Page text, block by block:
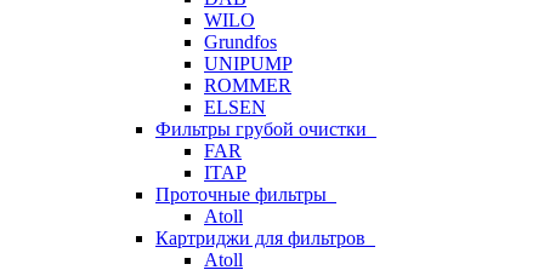
WILO
Grundfos
UNIPUMP
ROMMER
ELSEN
Фильтры грубой очистки
FAR
ITAP
Проточные фильтры
Atoll
Картриджи для фильтров
Atoll